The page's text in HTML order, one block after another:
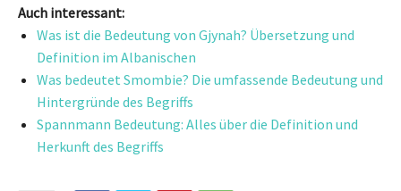
Auch interessant:
Was ist die Bedeutung von Gjynah? Übersetzung und
Definition im Albanischen
Was bedeutet Smombie? Die umfassende Bedeutung und
Hintergründe des Begriffs
Spannmann Bedeutung: Alles über die Definition und
Herkunft des Begriffs